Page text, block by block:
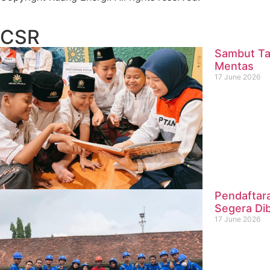
CSR
Sambut
Mentas
17 June 2026
Segera
17 June 2026